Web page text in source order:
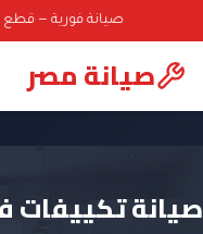
صيانة فورية — قطع غيار
صيانة مصر
صيانة تكييفات